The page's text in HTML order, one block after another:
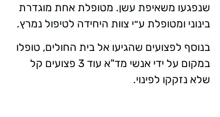
שנפגעו משאיפת עשן. מטופלת אחת מוגדרת
בינוני ומטופלת ע״י צוות היחידה לטיפול נמרץ.
בנוסף לפצועים שהגיעו אל בית החולים, טופלו
במקום על ידי אנשי מד"א עוד 3 פצועים קל
שלא נזקקו לפינוי.